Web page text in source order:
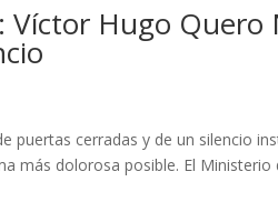
Víctor Hugo Quero
puertas cerradas y de un silencio
más dolorosa posible. El Ministerio